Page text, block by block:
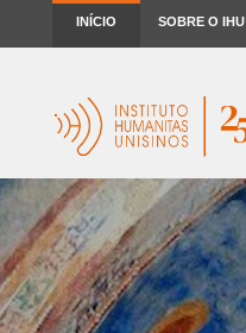
INÍCIO SOBRE O IHU